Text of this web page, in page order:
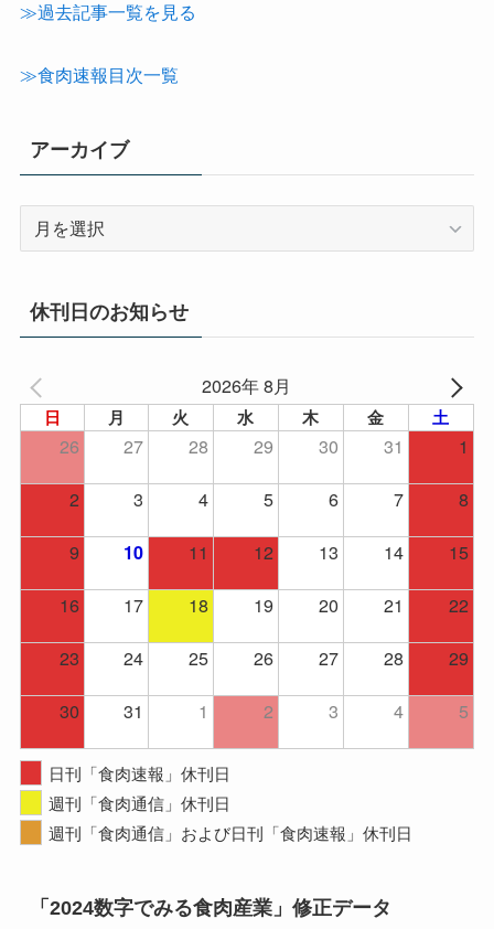
テ
≫過去記事一覧を見る
≫食肉速報目次一覧
アーカイブ
イ
ブ
休刊日のお知らせ
2026年 8月
日 月 火 水 木 金 土
26 27 28 29 30 31
1
2
3 4 5 6 7
8
9
10 11 12 13 14
15
16
17 18 19 20 21
22
23
24 25 26 27 28
29
30
31 1 2 3 4 5
日刊「食肉速報」休刊日
週刊「食肉通信」休刊日
週刊「食肉通信」および日刊「食肉速報」休刊日
「2024数字でみる食肉産業」修正データ